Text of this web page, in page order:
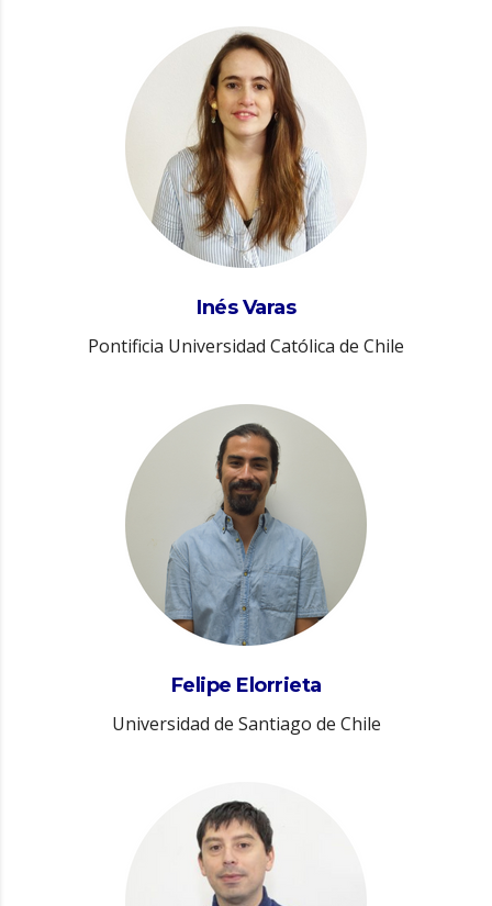
Inés Varas
Pontificia Universidad Católica de Chile
Felipe Elorrieta
Universidad de Santiago de Chile